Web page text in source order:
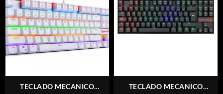
$62,16.
TECLADO MECANICO
TECLADO MECANICO